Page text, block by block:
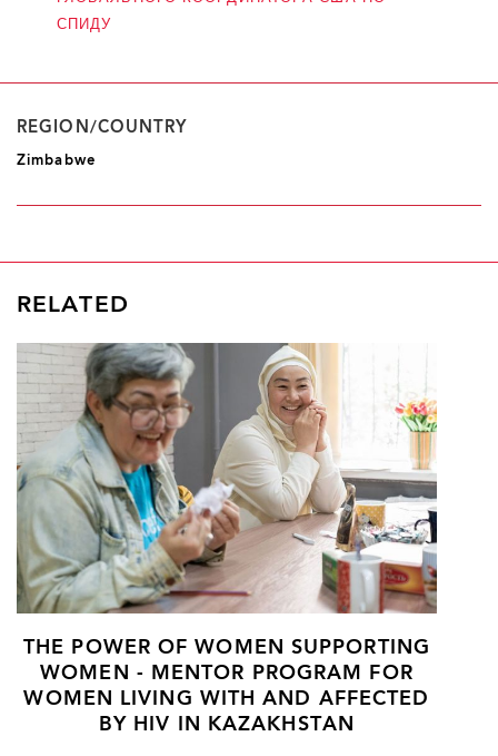
СПИДУ
REGION/COUNTRY
Zimbabwe
RELATED
THE POWER OF WOMEN SUPPORTING
WOMEN - MENTOR PROGRAM FOR
WOMEN LIVING WITH AND AFFECTED
BY HIV IN KAZAKHSTAN